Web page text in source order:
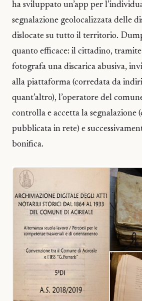
ha sviluppato un’app per
segnalazione geolocalizzata delle
dislocate su tutto il territorio.
quanto efficace: il cittadino,
fotografa una discarica abusiva,
alla piattaforma (corredata da
quant’altro), l’operatore del
controlla e accetta la segnalazione
pubblicata in rete) e
bonifica.